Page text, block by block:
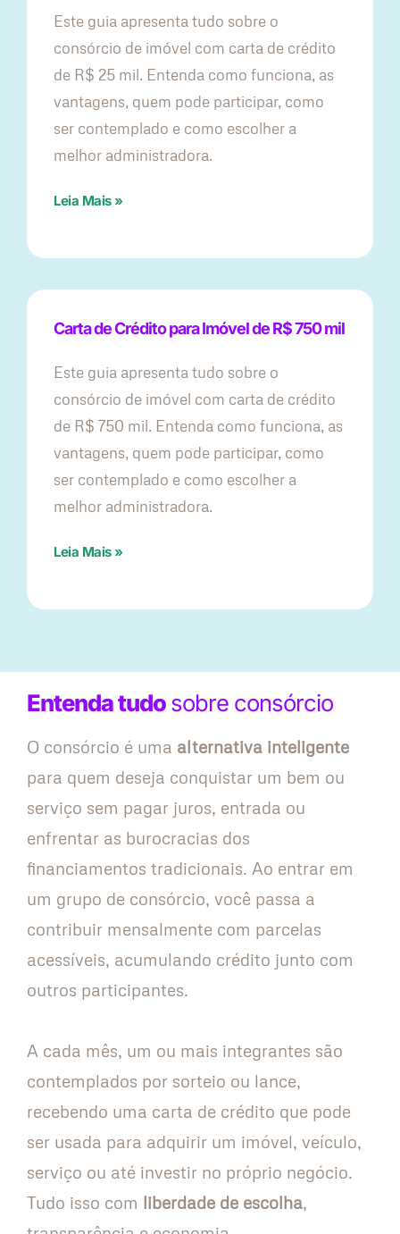
Este guia apresenta tudo sobre o
consórcio de imóvel com carta de crédito
de R$ 25 mil. Entenda como funciona, as
vantagens, quem pode participar, como
ser contemplado e como escolher a
melhor administradora.
Leia Mais »
Carta de Crédito para Imóvel de R$ 750 mil
Este guia apresenta tudo sobre o
consórcio de imóvel com carta de crédito
de R$ 750 mil. Entenda como funciona, as
vantagens, quem pode participar, como
ser contemplado e como escolher a
melhor administradora.
Leia Mais »
Entenda tudosobre consórcio
O consórcio é uma alternativa inteligente
para quem deseja conquistar um bem ou
serviço sem pagar juros, entrada ou
enfrentar as burocracias dos
financiamentos tradicionais. Ao entrar em
um grupo de consórcio, você passa a
contribuir mensalmente com parcelas
acessíveis, acumulando crédito junto com
outros participantes.
A cada mês, um ou mais integrantes são
contemplados por sorteio ou lance,
recebendo uma carta de crédito que pode
ser usada para adquirir um imóvel, veículo,
serviço ou até investir no próprio negócio.
Tudo isso com liberdade de escolha,